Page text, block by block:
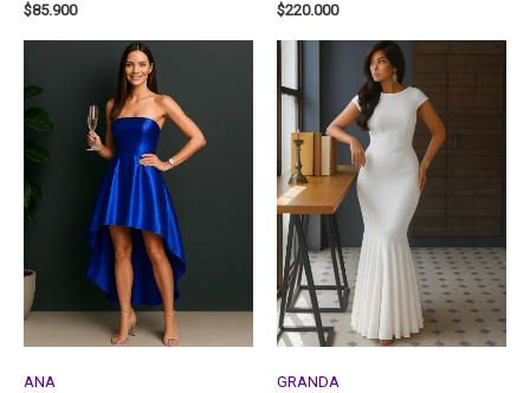
$85.900
$220.000
ANA
GRANDA